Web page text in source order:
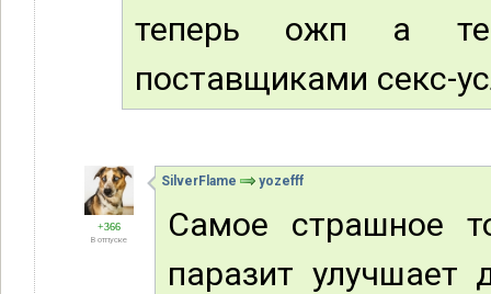
теперь ожп а
поставщиками секс-
+366
В отпуске
SilverFlame yozefff
Самое страшное
паразит улучшает